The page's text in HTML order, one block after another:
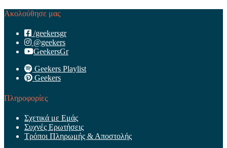
Ακολούθησε μας
/geekersgr
@geekers
GeekersGr
Geekers Playlist
Geekers
Πληροφορίες
Σχετικά με Εμάς
Συχνές Ερωτήσεις
Τρόποι Πληρωμής & Αποστολής